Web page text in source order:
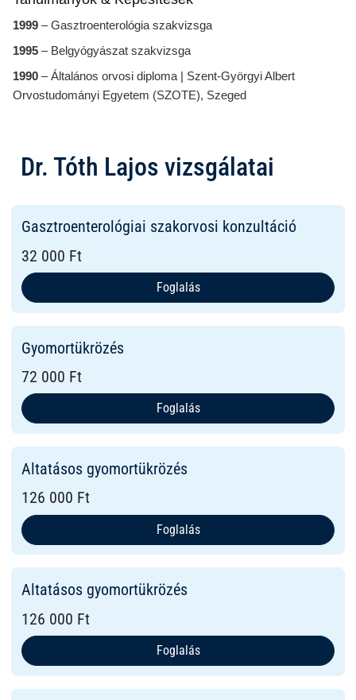
1999 – Gasztroenterológia szakvizsga
1995 – Belgyógyászat szakvizsga
1990 – Általános orvosi diploma | Szent-Györgyi Albert
Orvostudományi Egyetem (SZOTE), Szeged
Dr. Tóth Lajos vizsgálatai
Gasztroenterológiai szakorvosi konzultáció
32 000 Ft
Foglalás
Gyomortükrözés
72 000 Ft
Foglalás
Altatásos gyomortükrözés
126 000 Ft
Foglalás
Altatásos gyomortükrözés
126 000 Ft
Foglalás